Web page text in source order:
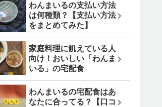
わんまいるの支払い方法
は何種類？【支払い方法
をまとめてみた】
家庭料理に飢えている人
向け！おいしい「わんま
いる」の宅配食
わんまいるの宅配食はあ
なたに合ってる？【口コ